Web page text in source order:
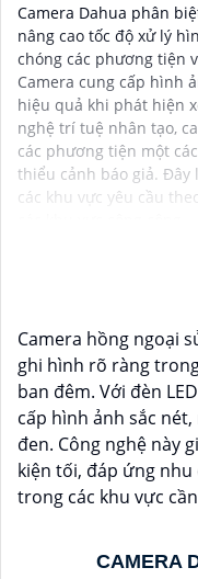
Camera Dahua phân
nâng cao tốc độ xử lý
chóng các phương tiện
Camera cung cấp hình
hiệu quả khi phát hiện
nghệ trí tuệ nhân tạo,
các phương tiện một
thiểu cảnh báo giả. Đây
các khu vực yêu cầu
Dạ chắc chắn, đây là
chính hãng giá rẻ và
1:Camera Dahua là
phẩm an ninh và
mua Camera Dahua
cửa hàng uy tín hoặc
Dahua.☄️ 3:Mức giá
Camera Dahua được
Camera hồng ngoại
ghi hình rõ ràng
ban đêm. Với đèn
cấp hình ảnh sắc
đen. Công nghệ này
kiện tối, đáp ứng
trong các khu vực
CAMERA